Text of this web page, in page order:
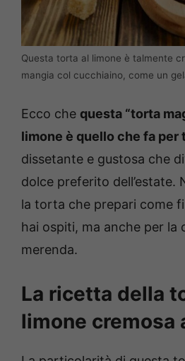
Questa torta al limone è talmente
mangia col cucchiaino, come un
Ecco che questa “torta
limone è quello che fa per
dissetante e gustosa che
dolce preferito dell’estate.
la torta che prepari come
hai ospiti, ma anche per la
merenda.
La ricetta della
limone cremosa